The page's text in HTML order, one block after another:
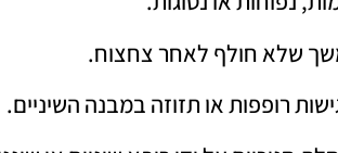
שלא חולף לאחר צחצוח.
רופפות או תזוזה במבנה השיניים.